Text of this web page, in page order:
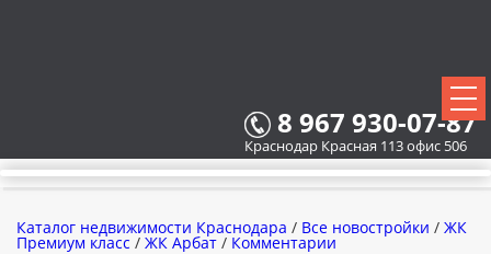
8 967 930-07-87
Краснодар Красная 113 офис 506
Каталог недвижимости Краснодара / Все новостройки / ЖК
Премиум класс / ЖК Арбат / Комментарии